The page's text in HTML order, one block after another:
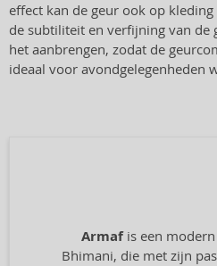
effect kan de geur ook op
de subtiliteit en verfijning van de
het aanbrengen, zodat de
ideaal voor avondgelegenheden
Armafis een modern
Bhimani, die met zijn